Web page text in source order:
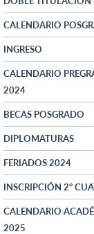
CALENDARIO
INGRESO
CALENDARIO
2024
BECAS POSGRADO
DIPLOMATURAS
FERIADOS 2024
INSCRIPCIÓN 2°
CALENDARIO
2025